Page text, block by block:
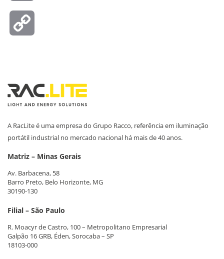
A RacLite é uma empresa do Grupo Racco, referência em iluminação
portátil industrial no mercado nacional há mais de 40 anos.
Matriz – Minas Gerais
Av. Barbacena, 58
Barro Preto, Belo Horizonte, MG
30190-130
Filial – São Paulo
R. Moacyr de Castro, 100 – Metropolitano Empresarial
Galpão 16 GRB, Éden, Sorocaba – SP
18103-000